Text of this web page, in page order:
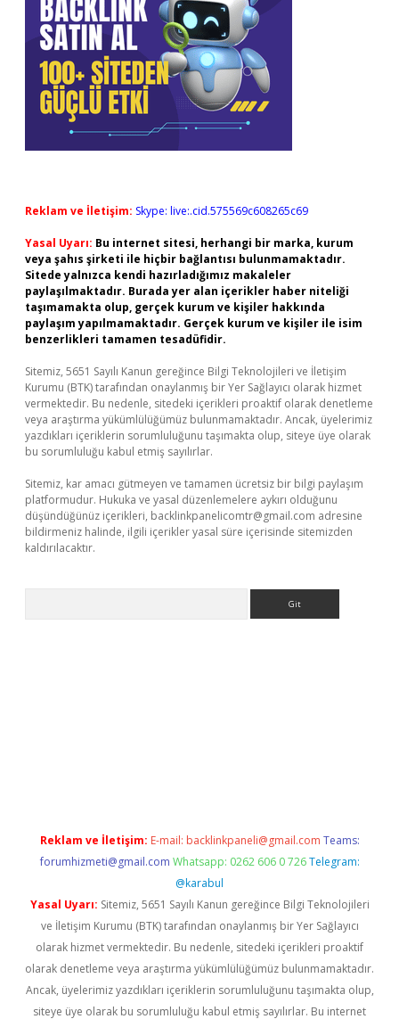
Reklam ve İletişim: Skype: live:.cid.575569c608265c69
Yasal Uyarı: Bu internet sitesi, herhangi bir marka, kurum
veya şahıs şirketi ile hiçbir bağlantısı bulunmamaktadır.
Sitede yalnızca kendi hazırladığımız makaleler
paylaşılmaktadır. Burada yer alan içerikler haber niteliği
taşımamakta olup, gerçek kurum ve kişiler hakkında
paylaşım yapılmamaktadır. Gerçek kurum ve kişiler ile isim
benzerlikleri tamamen tesadüfidir.
Sitemiz, 5651 Sayılı Kanun gereğince Bilgi Teknolojileri ve İletişim
Kurumu (BTK) tarafından onaylanmış bir Yer Sağlayıcı olarak hizmet
vermektedir. Bu nedenle, sitedeki içerikleri proaktif olarak denetleme
veya araştırma yükümlülüğümüz bulunmamaktadır. Ancak, üyelerimiz
yazdıkları içeriklerin sorumluluğunu taşımakta olup, siteye üye olarak
bu sorumluluğu kabul etmiş sayılırlar.
Sitemiz, kar amacı gütmeyen ve tamamen ücretsiz bir bilgi paylaşım
platformudur. Hukuka ve yasal düzenlemelere aykırı olduğunu
düşündüğünüz içerikleri, backlinkpanelicomtr@gmail.com adresine
bildirmeniz halinde, ilgili içerikler yasal süre içerisinde sitemizden
kaldırılacaktır.
Reklam ve İletişim: E-mail: backlinkpaneli@gmail.com Teams:
forumhizmeti@gmail.com Whatsapp: 0262 606 0 726 Telegram:
@karabul
Yasal Uyarı: Sitemiz, 5651 Sayılı Kanun gereğince Bilgi Teknolojileri
ve İletişim Kurumu (BTK) tarafından onaylanmış bir Yer Sağlayıcı
olarak hizmet vermektedir. Bu nedenle, sitedeki içerikleri proaktif
olarak denetleme veya araştırma yükümlülüğümüz bulunmamaktadır.
Ancak, üyelerimiz yazdıkları içeriklerin sorumluluğunu taşımakta olup,
siteye üye olarak bu sorumluluğu kabul etmiş sayılırlar. Bu internet